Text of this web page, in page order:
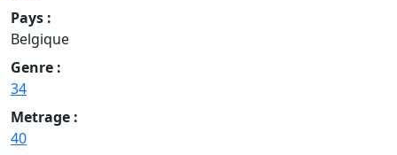
Pays :
Belgique
Genre :
34
Metrage :
40